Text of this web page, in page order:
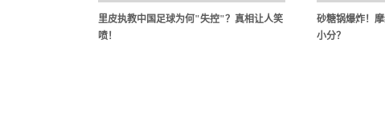
里皮执教中国足球为何"失控"？真相让人笑
喷！
砂糖锅爆炸！
小分？